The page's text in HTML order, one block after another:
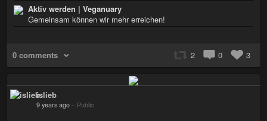
Aktiv werden | Veganuary
Gemeinsam können wir mehr erreichen!
0 comments 2 0 3
islieb
9 years ago – Public